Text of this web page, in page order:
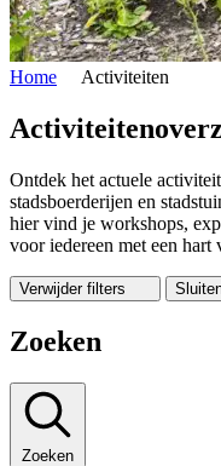
Home Activiteiten
Ontdek het actuele
stadsboerderijen en
hier vind je workshops,
voor iedereen met een hart
Verwijder filters
Zoeken
Zoeken